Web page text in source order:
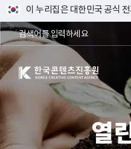
이 누리집은 대한민국 공식
한국콘텐츠진흥원 KOREA CREATIVE CONTENT AGENCY
열